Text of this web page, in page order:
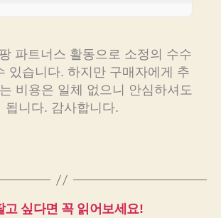
파트너스 활동으로 소정의 수수
있습니다. 하지만 구매자에게 추
비용은 일체 없으니 안심하셔도
됩니다. 감사합니다.
고 싶다면 꼭 읽어보세요!